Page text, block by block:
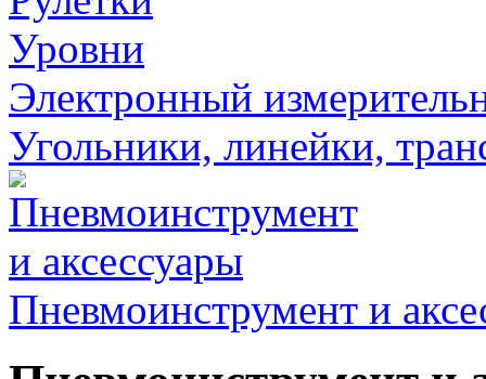
Уровни
Электронный
Угольники, линейки,
Пневмоинструмент и